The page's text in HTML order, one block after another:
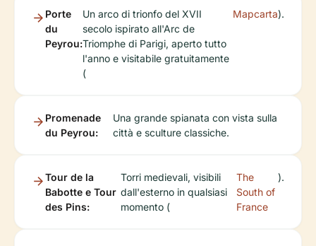
Porte
du
Peyrou:
Un arco di trionfo del XVII
secolo ispirato all'Arc de
Triomphe di Parigi, aperto tutto
l'anno e visitabile gratuitamente
(
Mapcarta).
Promenade
du Peyrou:
Una grande spianata con vista sulla
città e sculture classiche.
Tour de la
Babotte e Tour
des Pins:
Torri medievali, visibili
dall'esterno in qualsiasi
momento (
The
South of
France
).